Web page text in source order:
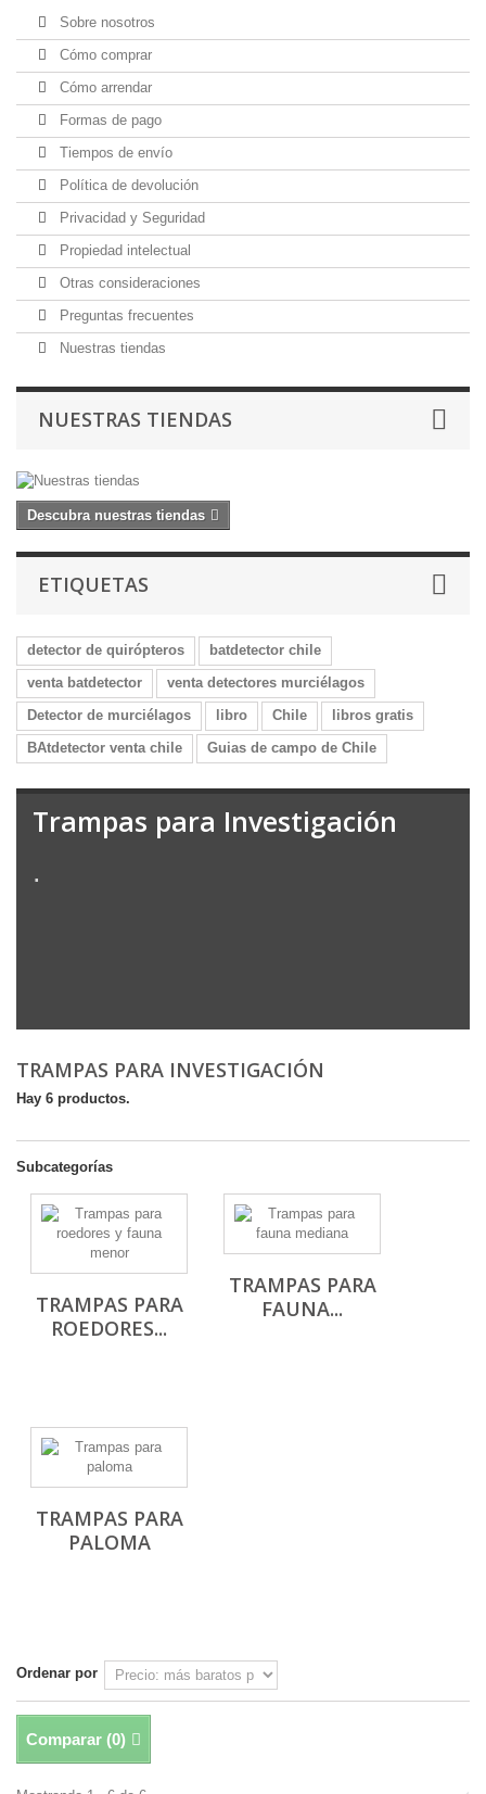
Sobre nosotros
Cómo comprar
Cómo arrendar
Formas de pago
Tiempos de envío
Política de devolución
Privacidad y Seguridad
Propiedad intelectual
Otras consideraciones
Preguntas frecuentes
Nuestras tiendas
NUESTRAS TIENDAS
Descubra nuestras tiendas
ETIQUETAS
detector de quirópteros
batdetector chile
venta batdetector
venta detectores murciélagos
Detector de murciélagos
libro Chile
libros gratis
BAtdetector venta chile
Guias de campo de Chile
Trampas para Investigación
.
TRAMPAS PARA INVESTIGACIÓN
Hay 6 productos.
Subcategorías
TRAMPAS PARA
ROEDORES...
TRAMPAS PARA
FAUNA...
TRAMPAS PARA
PALOMA
Ordenar por
Comparar (0)